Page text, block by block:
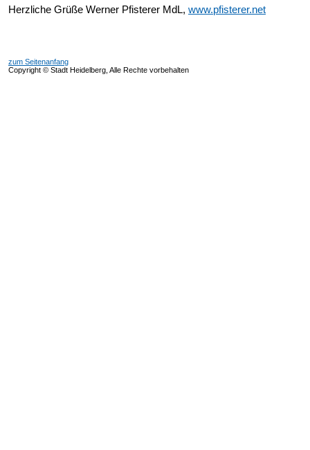
Herzliche Grüße Werner Pfisterer MdL, www.pfisterer.net
zum Seitenanfang
Copyright © Stadt Heidelberg, Alle Rechte vorbehalten